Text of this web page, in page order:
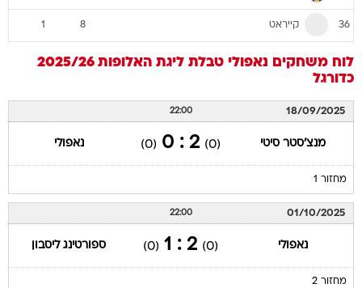
36 קייראט 8
1
לוח משחקים נאפולי טבלת ליגת האלופות 2025/26
כדורגל
18/09/2025
22:00
מנצ'סטר סיטי (0)
2 : 0
(0) נאפולי
מחזור 1
01/10/2025
22:00
נאפולי (0)
2 : 1
(0) ספורטינג ליסבון
מחזור 2